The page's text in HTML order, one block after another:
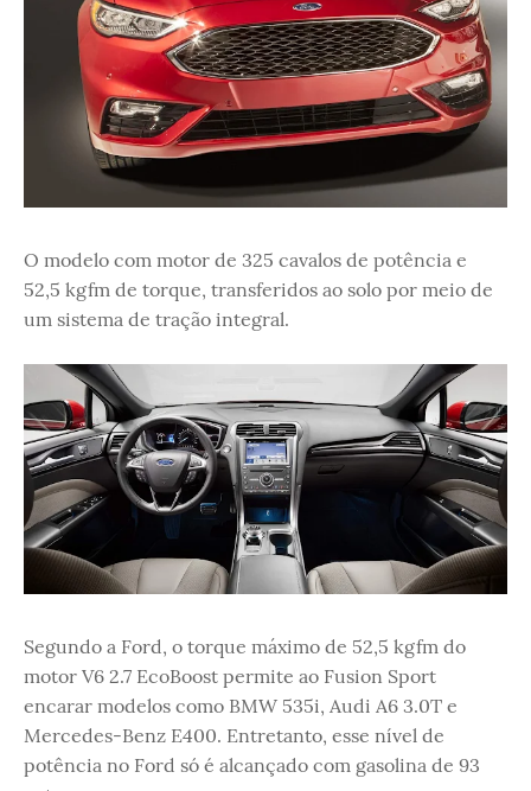
O modelo com motor de 325 cavalos de potência e
52,5 kgfm de torque, transferidos ao solo por meio de
um sistema de tração integral.
Segundo a Ford, o torque máximo de 52,5 kgfm do
motor V6 2.7 EcoBoost permite ao Fusion Sport
encarar modelos como BMW 535i, Audi A6 3.0T e
Mercedes-Benz E400. Entretanto, esse nível de
potência no Ford só é alcançado com gasolina de 93